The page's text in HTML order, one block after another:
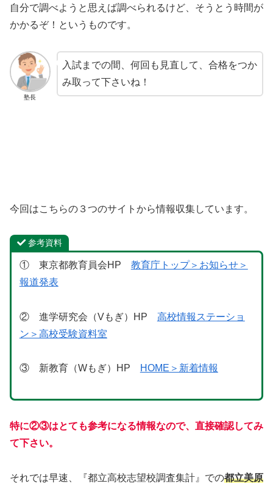
自分で調べようと思えば調べられるけど、そうとう時間が
かかるぞ！というものです。
塾長
入試までの間、何回も見直して、合格をつか
み取って下さいね！
今回はこちらの３つのサイトから情報収集しています。
参考資料
① 東京都教育員会HP 教育庁トップ＞お知らせ＞
報道発表
② 進学研究会（Vもぎ）HP 高校情報ステーショ
ン＞高校受験資料室
③ 新教育（Wもぎ）HP HOME＞新着情報
特に②③はとても参考になる情報なので、直接確認してみ
て下さい。
それでは早速、『都立高校志望校調査集計』での都立美原